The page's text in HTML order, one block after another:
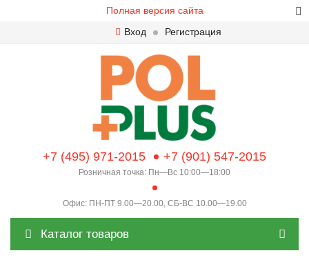
Полная версия сайта
Вход
Регистрация
+7 (495) 971-2015 +7 (901) 547-2015
Розничная точка: Пн—Вс 10:00—18:00
Офис: ПН-ПТ 9.00—20.00, СБ-ВС 10.00—19.00
Каталог товаров